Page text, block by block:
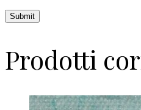
Prodotti